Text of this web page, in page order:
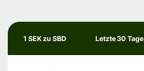
1 SEK zu SBD Letzte 30 Tage